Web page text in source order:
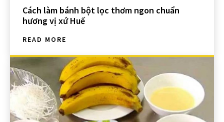
Cách làm bánh bột lọc thơm ngon chuẩn
hương vị xứ Huế
READ MORE